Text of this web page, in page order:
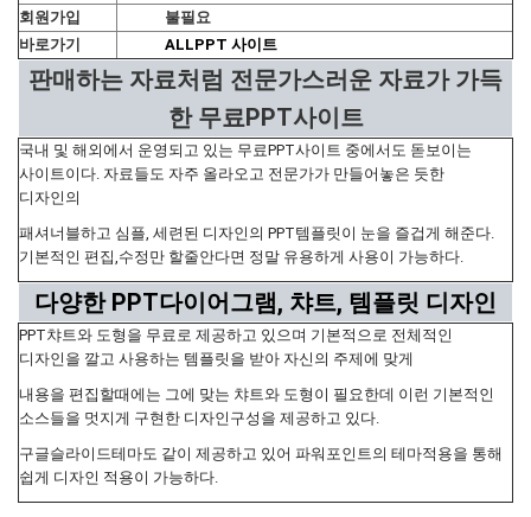
회원가입
불필요
바로가기
ALLPPT 사이트
판매하는 자료처럼 전문가스러운 자료가 가득
한 무료PPT사이트
국내 및 해외에서 운영되고 있는 무료PPT사이트 중에서도 돋보이는
사이트이다. 자료들도 자주 올라오고 전문가가 만들어놓은 듯한
디자인의
패셔너블하고 심플, 세련된 디자인의 PPT템플릿이 눈을 즐겁게 해준다.
기본적인 편집,수정만 할줄안다면 정말 유용하게 사용이 가능하다.
다양한 PPT다이어그램, 챠트, 템플릿 디자인
PPT챠트와 도형을 무료로 제공하고 있으며 기본적으로 전체적인
디자인을 깔고 사용하는 템플릿을 받아 자신의 주제에 맞게
내용을 편집할때에는 그에 맞는 챠트와 도형이 필요한데 이런 기본적인
소스들을 멋지게 구현한 디자인구성을 제공하고 있다.
구글슬라이드테마도 같이 제공하고 있어 파워포인트의 테마적용을 통해
쉽게 디자인 적용이 가능하다.